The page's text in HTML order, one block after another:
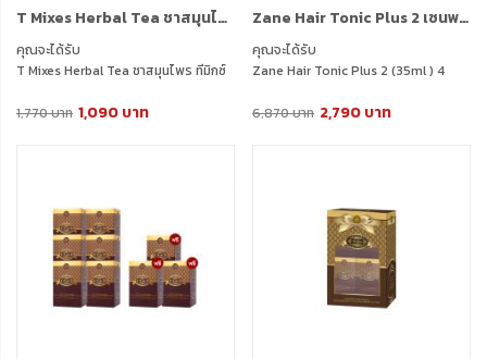
T Mixes Herbal Tea ชาสมุนไพร ทีมิกซ์ (10ซอง) 2 กล่อง + แถมฟรี T Mixes Herbal Tea (10ซอง) (1 กล่อง)
คุณจะได้รับ
T Mixes Herbal Tea ชาสมุนไพร ทีมิกซ์
แถมฟรี T Mixes Herbal Tea (10ซอง) 1
1,090 บาท
1,770 บาท
Zane Hair Tonic Plus 2 เซนพลัสทู ปลูกผม (35ml ) 4 กล่อง + แถมฟรี Zane Micellar Shampoo (200ml.) 2 กล่อง
คุณจะได้รับ
Zane Hair Tonic Plus 2 (35ml ) 4
Zane Micellar Shampoo (200ml) 2
2,790 บาท
6,870 บาท